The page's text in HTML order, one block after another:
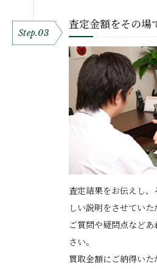
Step.03
査定金額をその場
査定結果をお伝えし
しい説明をさせていた
ご質問や疑問点など
さい。
買取金額にご納得い